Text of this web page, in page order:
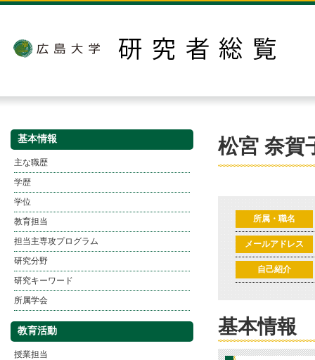
基本情報
主な職歴
学歴
学位
教育担当
担当主専攻プログラム
研究分野
研究キーワード
所属学会
教育活動
授業担当
松宮 奈賀
所属・職名
メールアドレス
自己紹介
基本情報